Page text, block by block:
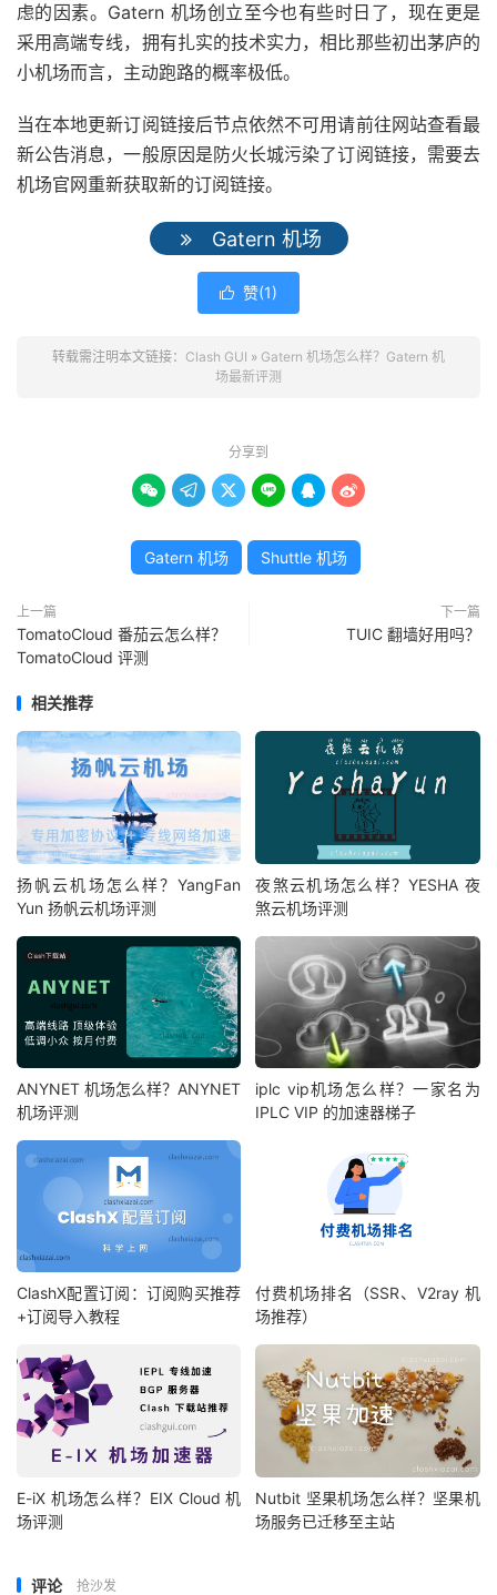
虑的因素。Gatern 机场创立至今也有些时日了，现在更是
采用高端专线，拥有扎实的技术实力，相比那些初出茅庐的
小机场而言，主动跑路的概率极低。
当在本地更新订阅链接后节点依然不可用请前往网站查看最
新公告消息，一般原因是防火长城污染了订阅链接，需要去
机场官网重新获取新的订阅链接。
Gatern 机场
 赞(1)
转载需注明本文链接： Clash GUI » Gatern 机场怎么样？Gatern 机
场最新评测
分享到
     
Gatern 机场 Shuttle 机场
上一篇
TomatoCloud 番茄云怎么样？
TomatoCloud 评测
下一篇
TUIC 翻墙好用吗？
相关推荐
扬帆云机场怎么样？YangFan
Yun 扬帆云机场评测
夜煞云机场怎么样？YESHA 夜
煞云机场评测
ANYNET 机场怎么样？ANYNET
机场评测
iplc vip机场怎么样？一家名为
IPLC VIP 的加速器梯子
ClashX配置订阅：订阅购买推荐
+订阅导入教程
付费机场排名（SSR、V2ray 机
场推荐）
E-iX 机场怎么样？EIX Cloud 机
场评测
Nutbit 坚果机场怎么样？坚果机
场服务已迁移至主站
评论 抢沙发